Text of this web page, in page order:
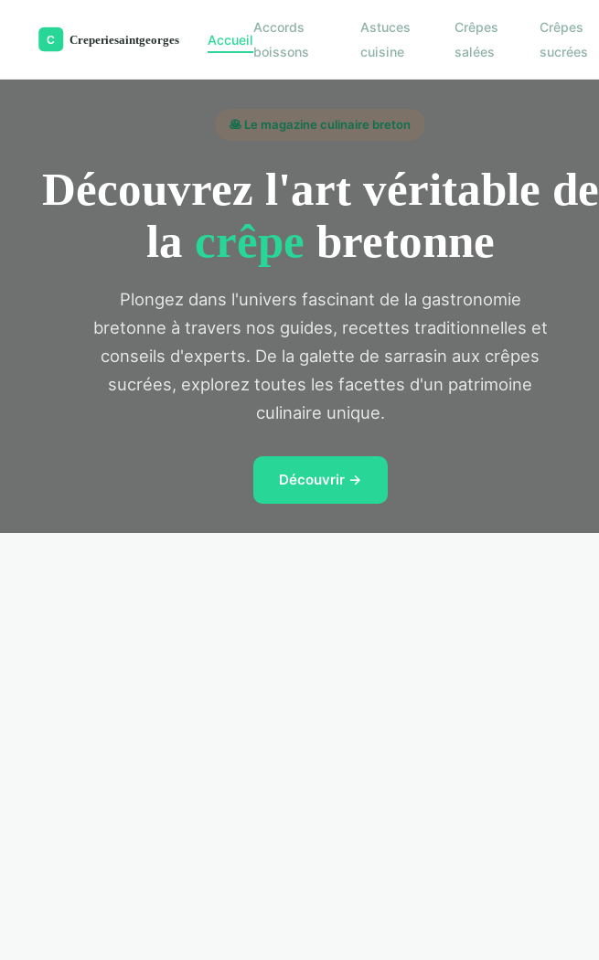
Accueil
Accords
boissons
Astuces
cuisine
Crêpes
salées
Crêpes
sucrées
🥞 Le magazine culinaire breton
Découvrez l'art véritable de
la crêpe bretonne
Plongez dans l'univers fascinant de la gastronomie
bretonne à travers nos guides, recettes traditionnelles et
conseils d'experts. De la galette de sarrasin aux crêpes
sucrées, explorez toutes les facettes d'un patrimoine
culinaire unique.
Découvrir →